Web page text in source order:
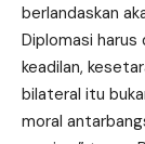
berlandaskan
Diplomasi harus
keadilan,
bilateral itu
moral